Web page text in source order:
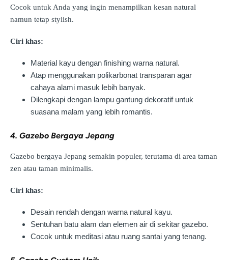
Cocok untuk Anda yang ingin menampilkan kesan natural
namun tetap stylish.
Ciri khas:
Material kayu dengan finishing warna natural.
Atap menggunakan polikarbonat transparan agar
cahaya alami masuk lebih banyak.
Dilengkapi dengan lampu gantung dekoratif untuk
suasana malam yang lebih romantis.
4. Gazebo Bergaya Jepang
Gazebo bergaya Jepang semakin populer, terutama di area taman
zen atau taman minimalis.
Ciri khas:
Desain rendah dengan warna natural kayu.
Sentuhan batu alam dan elemen air di sekitar gazebo.
Cocok untuk meditasi atau ruang santai yang tenang.